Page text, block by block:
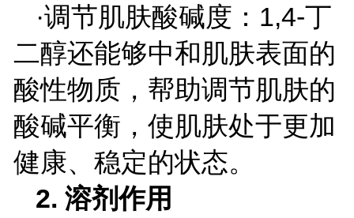
·调节肌肤酸碱度： 1,4-丁
二醇还能够中和肌肤表面的
酸性物质，帮助调节肌肤的
酸碱平衡，使肌肤处于更加
健康、稳定的状态。
2.溶剂作用